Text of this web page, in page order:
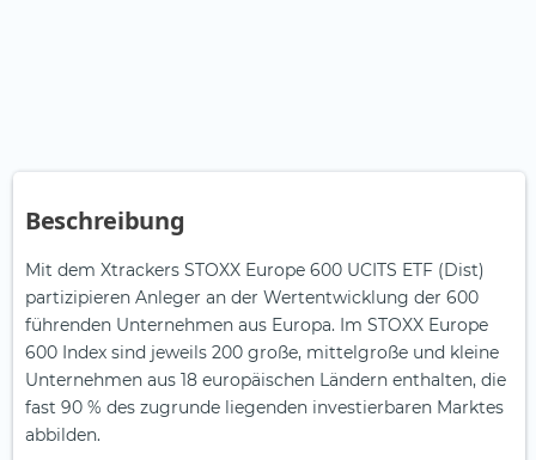
Beschreibung
Mit dem Xtrackers STOXX Europe 600 UCITS ETF (Dist)
partizipieren Anleger an der Wertentwicklung der 600
führenden Unternehmen aus Europa. Im STOXX Europe
600 Index sind jeweils 200 große, mittelgroße und kleine
Unternehmen aus 18 europäischen Ländern enthalten, die
fast 90 % des zugrunde liegenden investierbaren Marktes
abbilden.